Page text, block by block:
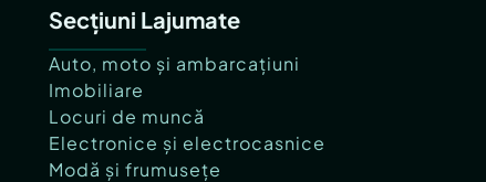
Secțiuni Lajumate
Auto, moto și ambarcațiuni
Imobiliare
Locuri de muncă
Electronice și electrocasnice
Modă și frumusețe